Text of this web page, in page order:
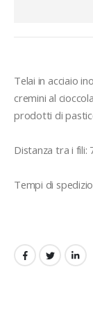
Telai in acciaio
cremini al
prodotti di
Distanza tra i fili:
Tempi di